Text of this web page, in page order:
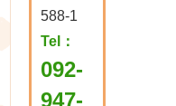
588-1
Tel：
092-
947-